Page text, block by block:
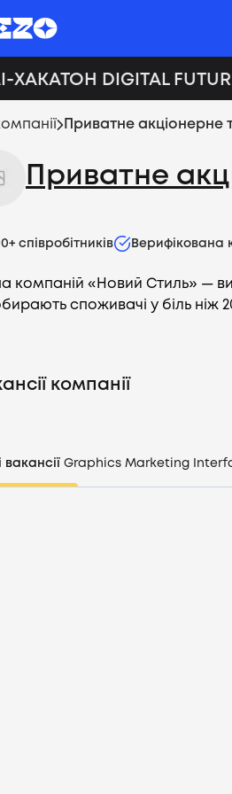
DIGITAL FUTURE
Приватне
Приватне
співробітників Верифікована
компаній «Новий Стиль» —
споживачі у біль ніж
компанії
вакансії Graphics Marketing